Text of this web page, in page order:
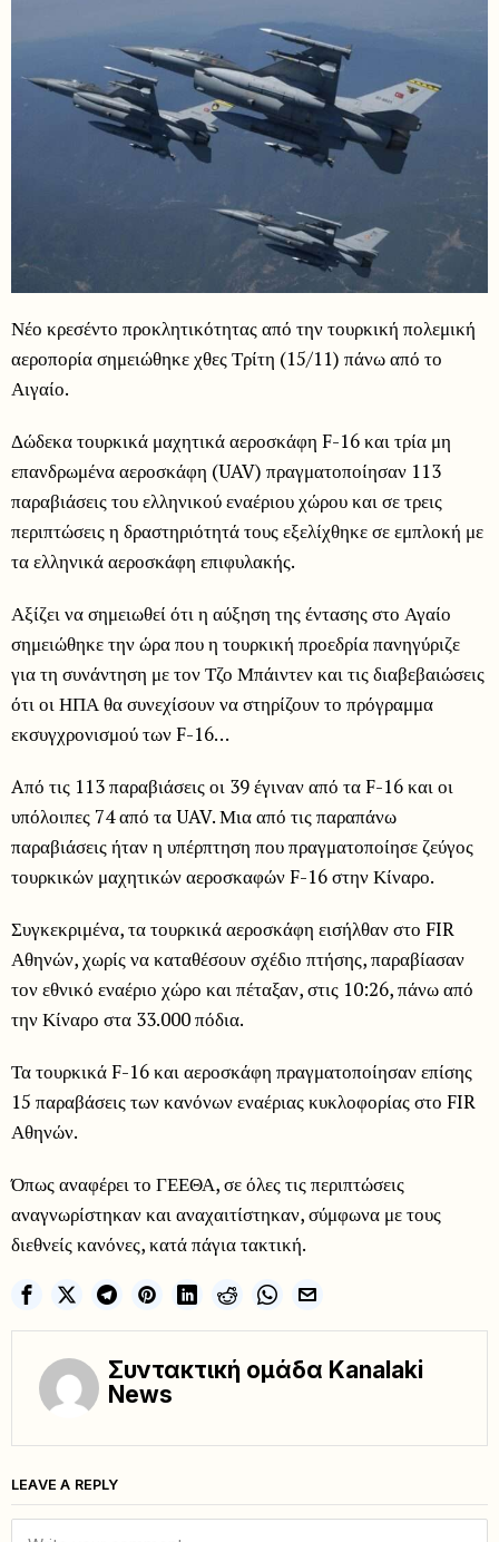
Νέο κρεσέντο προκλητικότητας από την τουρκική πολεμική
αεροπορία σημειώθηκε χθες Τρίτη (15/11) πάνω από το
Αιγαίο.
Δώδεκα τουρκικά μαχητικά αεροσκάφη F-16 και τρία μη
επανδρωμένα αεροσκάφη (UAV) πραγματοποίησαν 113
παραβιάσεις του ελληνικού εναέριου χώρου και σε τρεις
περιπτώσεις η δραστηριότητά τους εξελίχθηκε σε εμπλοκή με
τα ελληνικά αεροσκάφη επιφυλακής.
Αξίζει να σημειωθεί ότι η αύξηση της έντασης στο Αγαίο
σημειώθηκε την ώρα που η τουρκική προεδρία πανηγύριζε
για τη συνάντηση με τον Τζο Μπάιντεν και τις διαβεβαιώσεις
ότι οι ΗΠΑ θα συνεχίσουν να στηρίζουν το πρόγραμμα
εκσυγχρονισμού των F-16…
Aπό τις 113 παραβιάσεις οι 39 έγιναν από τα F-16 και οι
υπόλοιπες 74 από τα UAV. Μια από τις παραπάνω
παραβιάσεις ήταν η υπέρπτηση που πραγματοποίησε ζεύγος
τουρκικών μαχητικών αεροσκαφών F-16 στην Κίναρο.
Συγκεκριμένα, τα τουρκικά αεροσκάφη εισήλθαν στο FIR
Αθηνών, χωρίς να καταθέσουν σχέδιο πτήσης, παραβίασαν
τον εθνικό εναέριο χώρο και πέταξαν, στις 10:26, πάνω από
την Κίναρο στα 33.000 πόδια.
Τα τουρκικά F-16 και αεροσκάφη πραγματοποίησαν επίσης
15 παραβάσεις των κανόνων εναέριας κυκλοφορίας στο FIR
Αθηνών.
Όπως αναφέρει το ΓΕΕΘΑ, σε όλες τις περιπτώσεις
αναγνωρίστηκαν και αναχαιτίστηκαν, σύμφωνα με τους
διεθνείς κανόνες, κατά πάγια τακτική.
Συντακτική ομάδα Kanalaki
News
LEAVE A REPLY